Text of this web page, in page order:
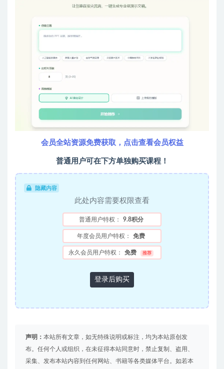
会员全站资源免费获取，点击查看会员权益
普通用户可在下方单独购买课程！
隐藏内容
此处内容需要权限查看
普通用户特权： 9.8积分
年度会员用户特权： 免费
永久会员用户特权： 免费 推荐
登录后购买
声明： 本站所有文章，如无特殊说明或标注，均为本站原创发
布。任何个人或组织，在未征得本站同意时，禁止复制、盗用、
采集、发布本站内容到任何网站、书籍等各类媒体平台。如若本